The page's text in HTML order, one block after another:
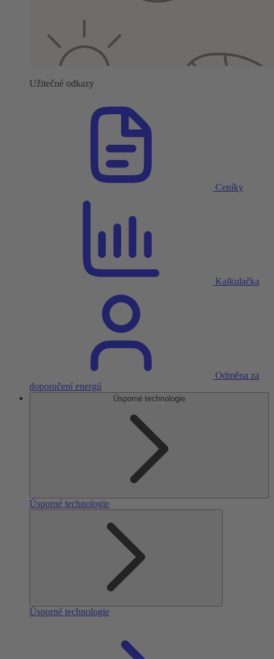
Užitečné odkazy
Ceníky
Kalkulačka
Odměna za
doporučení energií
Úsporné technologie
Úsporné technologie
Úsporné technologie